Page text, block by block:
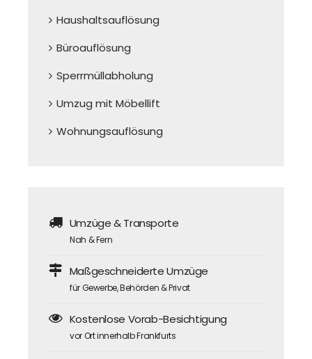
Haushaltsauflösung
Büroauflösung
Sperrmüllabholung
Umzug mit Möbellift
Wohnungsauflösung
Umzüge & Transporte
Nah & Fern
Maßgeschneiderte Umzüge
für Gewerbe, Behörden & Privat
Kostenlose Vorab-Besichtigung
vor Ort innerhalb Frankfurts